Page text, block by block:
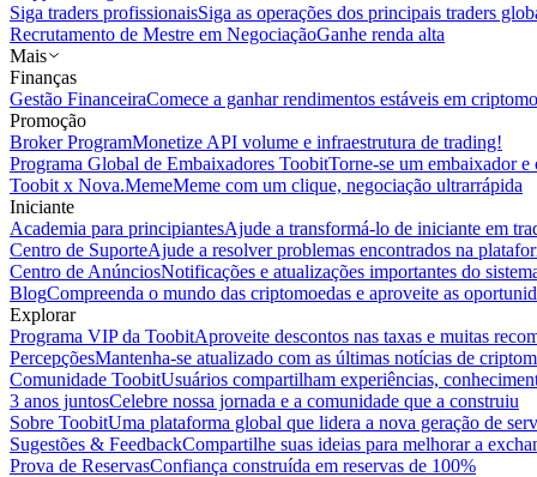
Siga traders profissionaisSiga as operações dos principais traders
Recrutamento de Mestre em NegociaçãoGanhe renda alta
Mais
Finanças
Gestão FinanceiraComece a ganhar rendimentos estáveis em
Promoção
Broker ProgramMonetize API volume e infraestrutura de trading!
Programa Global de Embaixadores ToobitTorne-se um embaixador
Toobit x Nova.MemeMeme com um clique, negociação ultrarrápida
Iniciante
Academia para principiantesAjude a transformá-lo de iniciante em
Centro de SuporteAjude a resolver problemas encontrados na
Centro de AnúnciosNotificações e atualizações importantes do
BlogCompreenda o mundo das criptomoedas e aproveite as
Explorar
Programa VIP da ToobitAproveite descontos nas taxas e muitas
PercepçõesMantenha-se atualizado com as últimas notícias de
Comunidade ToobitUsuários compartilham experiências,
3 anos juntosCelebre nossa jornada e a comunidade que a construiu
Sobre ToobitUma plataforma global que lidera a nova geração de
Sugestões & FeedbackCompartilhe suas ideias para melhorar a
Prova de ReservasConfiança construída em reservas de 100%